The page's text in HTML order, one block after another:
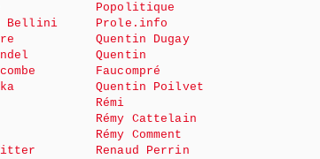
Bellini
Popolitique
Prole.info
Quentin Dugay
Quentin
Faucompré
Quentin Poilvet
Rémi
Rémy Cattelain
Rémy Comment
Renaud Perrin